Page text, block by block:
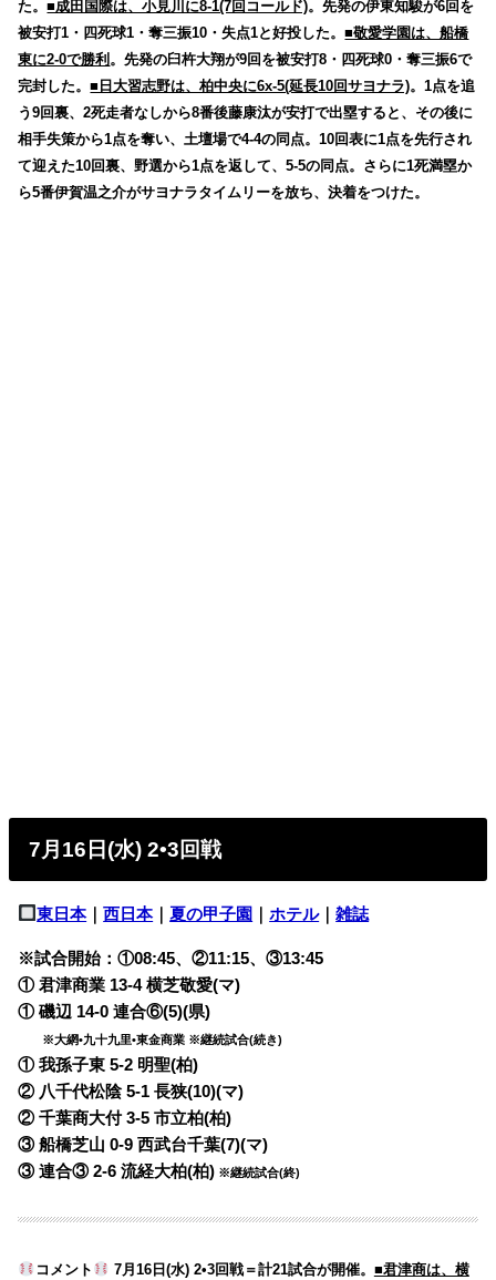
た。■成田国際は、小見川に8-1(7回コールド)。先発の伊東知駿が6回を
被安打1・四死球1・奪三振10・失点1と好投した。■敬愛学園は、船橋
東に2-0で勝利。先発の臼杵大翔が9回を被安打8・四死球0・奪三振6で
完封した。■日大習志野は、柏中央に6x-5(延長10回サヨナラ)。1点を追
う9回裏、2死走者なしから8番後藤康汰が安打で出塁すると、その後に
相手失策から1点を奪い、土壇場で4-4の同点。10回表に1点を先行され
て迎えた10回裏、野選から1点を返して、5-5の同点。さらに1死満塁か
ら5番伊賀温之介がサヨナラタイムリーを放ち、決着をつけた。
7月16日(水) 2•3回戦
東日本｜西日本｜夏の甲子園 ｜ホテル｜雑誌
※試合開始：①08:45、②11:15、③13:45
① 君津商業 13-4 横芝敬愛(マ)
① 磯辺 14-0 連合⑥(5)(県)
※大網•九十九里•東金商業 ※継続試合(続き)
① 我孫子東 5-2 明聖(柏)
② 八千代松陰 5-1 長狭(10)(マ)
② 千葉商大付 3-5 市立柏(柏)
③ 船橋芝山 0-9 西武台千葉(7)(マ)
③ 連合③ 2-6 流経大柏(柏) ※継続試合(終)
コメント 7月16日(水) 2•3回戦＝計21試合が開催。 ■君津商は、横